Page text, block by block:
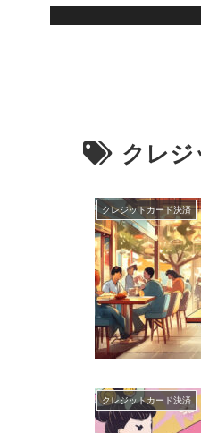
クレジ
クレジットカード決済
クレジットカード決済